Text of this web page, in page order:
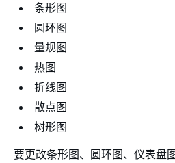
条形图
圆环图
量规图
热图
折线图
散点图
树形图
要更改条形图、圆环图、仪表盘